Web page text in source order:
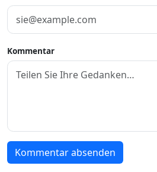
Kommentar
Kommentar absenden